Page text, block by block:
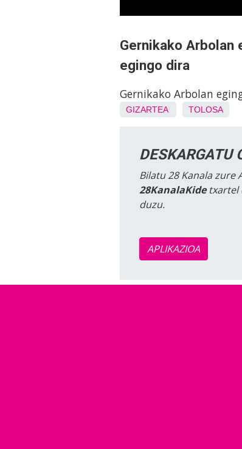
Gernikako
egingo dira
Gernikako Arbolan
GIZARTEA TOLOSA
DESKARGATU
Bilatu 28 Kanala zure
28KanalaKidetxartel
duzu.
APLIKAZIOA